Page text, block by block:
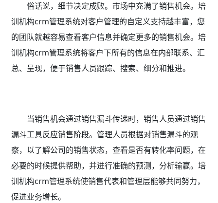
俗话说，细节决定成败。市场中充满了销售机会。培
训机构crm管理系统对客户管理的自定义支持越丰富，您
的团队就越容易查看客户信息并确定更多的销售机会。培
训机构crm管理系统将客户下所有的信息在内部联系、汇
总、呈现，便于销售人员跟踪、搜索、细分和推进。
当销售机会通过销售漏斗传递时，销售人员通过销售
漏斗工具反应销售阶段。管理人员根据对销售漏斗的观
察，以了解公司的销售状态，查看是否有转化率问题，在
必要的时候提供帮助，并进行准确的预测，分析输赢。培
训机构crm管理系统使销售代表和管理层能够共同努力，
促进业务增长。